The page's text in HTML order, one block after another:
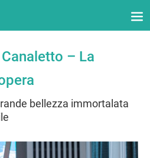
– La
bellezza immortalata